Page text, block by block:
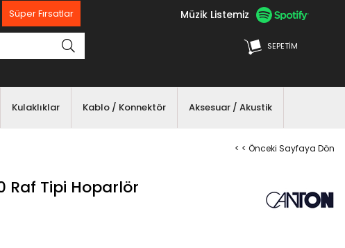
Süper Fırsatlar Müzik Listemiz
SEPETIM
Kulaklıklar Kablo / Konnektör Aksesuar / Akustik
< < Önceki Sayfaya Dön
Raf Tipi Hoparlör